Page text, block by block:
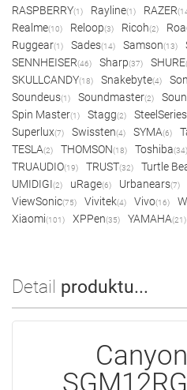
RASPBERRY(1) Rayline(1) RAZER
Realme(10) Reloop(3) Ricoh(2)
Ruggear(1) Sades(14) Samson(13)
SENNHEISER(46) Sharp(37) SHURE
SKULLCANDY(18) Snakebyte(4)
Soundeus(1) Soundmaster(2)
Spin Master(1) Stagg(2) SteelSeries
Superlux(7) Swissten(4) SYMA(6)
TESLA(2) THOMSON(18) Toshiba(34)
TRUAUDIO(19) TRUST(32) Turtle
UMIDIGI(2) uRage(6) Urbanears(7)
ViewSonic(75) Vivitek(4) Vivo(16)
Xiaomi(101) XPPen(35) YAMAHA(21)
Detail produktu...